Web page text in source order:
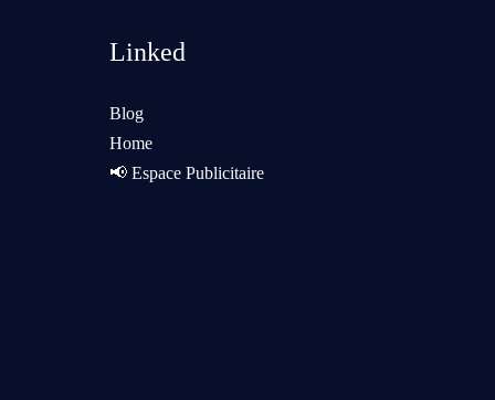
Linked
Blog
Home
📢 Espace Publicitaire